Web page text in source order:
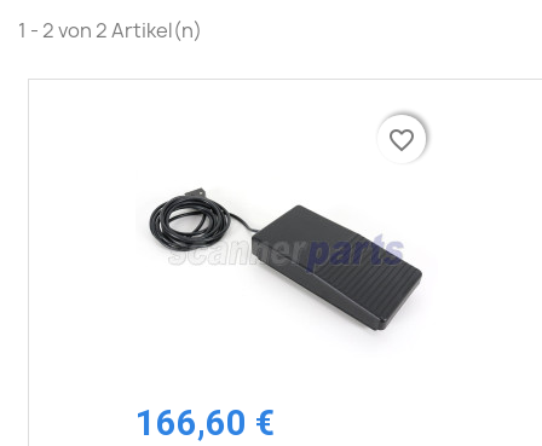
1 - 2 von 2 Artikel(n)
166,60 €
favorite_border
favorite_border